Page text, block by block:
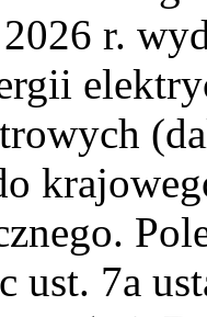
r.
ust. 7a